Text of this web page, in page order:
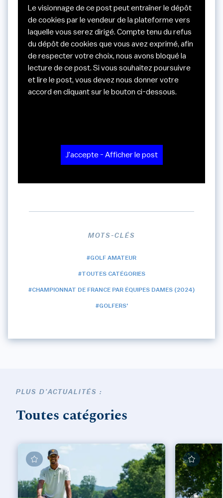
Le visionnage de ce post peut entraîner le dépôt
de cookies par le vendeur de la plateforme vers
laquelle vous serez dirigé. Compte tenu du refus
du dépôt de cookies que vous avez exprimé, afin
de respecter votre choix, nous avons bloqué la
lecture de ce post. Si vous souhaitez poursuivre
et lire le post, vous devez nous donner votre
accord en cliquant sur le bouton ci-dessous.
J'accepte - Afficher le post
MOTS-CLÉS
#GOLF AMATEUR
#TOUTES CATÉGORIES
#CHAMPIONNAT DE FRANCE PAR ÉQUIPES DAMES (2024)
#GOLFERS'
PLUS D'ACTUALITÉS :
Toutes catégories